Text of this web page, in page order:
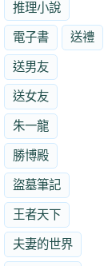
推理小說
電子書 送禮
送男友
送女友
朱一龍
勝博殿
盜墓筆記
王者天下
夫妻的世界